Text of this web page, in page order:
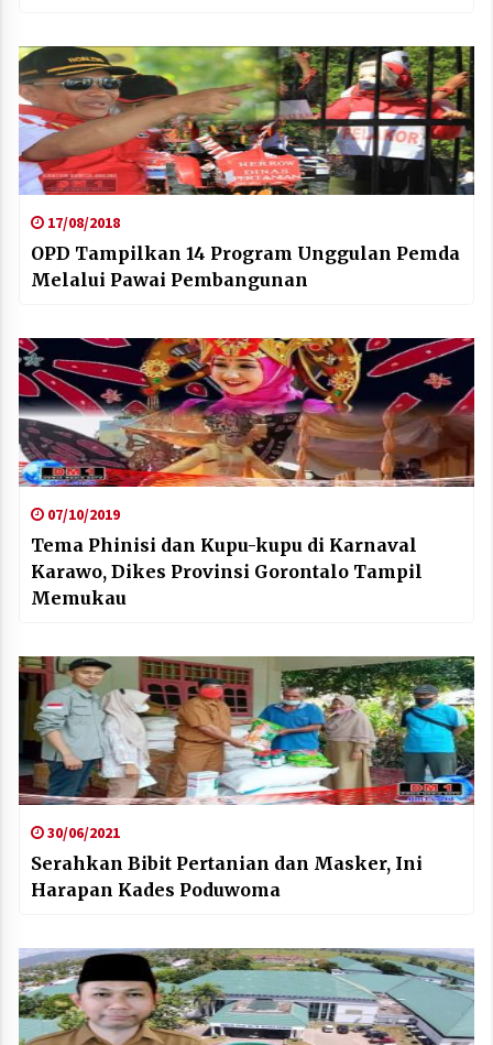
17/08/2018
OPD Tampilkan 14 Program Unggulan Pemda
Melalui Pawai Pembangunan
07/10/2019
Tema Phinisi dan Kupu-kupu di Karnaval
Karawo, Dikes Provinsi Gorontalo Tampil
Memukau
30/06/2021
Serahkan Bibit Pertanian dan Masker, Ini
Harapan Kades Poduwoma